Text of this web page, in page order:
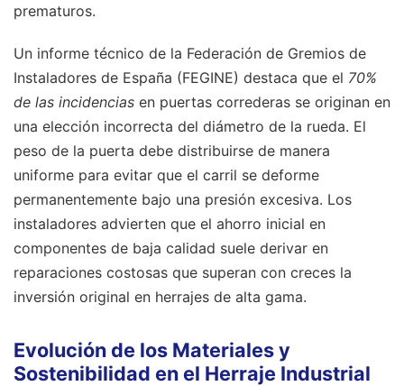
prematuros.
Un informe técnico de la Federación de Gremios de
Instaladores de España (FEGINE) destaca que el 70%
de las incidencias en puertas correderas se originan en
una elección incorrecta del diámetro de la rueda. El
peso de la puerta debe distribuirse de manera
uniforme para evitar que el carril se deforme
permanentemente bajo una presión excesiva. Los
instaladores advierten que el ahorro inicial en
componentes de baja calidad suele derivar en
reparaciones costosas que superan con creces la
inversión original en herrajes de alta gama.
Evolución de los Materiales y
Sostenibilidad en el Herraje Industrial